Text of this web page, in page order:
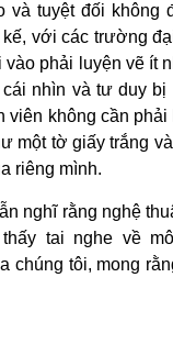
và tuyệt đối không
với các trường
vào phải luyện vẽ ít
nhìn và tư duy bị
viên không cần
một tờ giấy trắng
riêng mình.
nghĩ rằng nghệ
tai nghe về
chúng tôi, mong